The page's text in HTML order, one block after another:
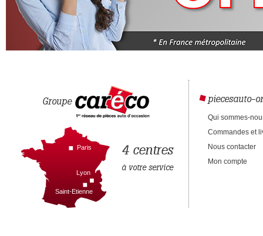
Groupe
4 centres
à votre service
Paris
Lyon
Saint-Etienne
piecesauto-
Qui sommes-
Commandes et
Nous contacter
Mon compte